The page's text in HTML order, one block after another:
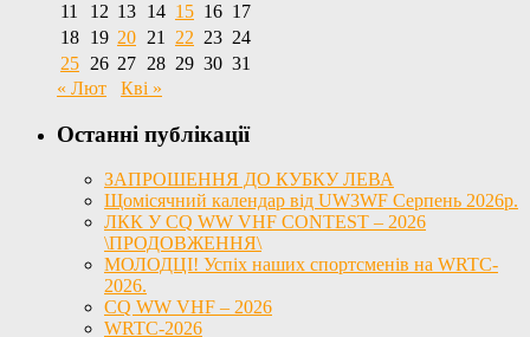
11
12 13 14 15 16 17
18 19 20 21 22 23 24
25 26 27 28 29 30 31
« Лют
Кві »
Останні публікації
ЗАПРОШЕННЯ ДО КУБКУ ЛЕВА
Щомісячний календар від UW3WF Серпень 2026р.
ЛКК У CQ WW VHF CONTEST – 2026
\ПРОДОВЖЕННЯ\
МОЛОДЦІ! Успіх наших спортсменів на WRTC-
2026.
CQ WW VHF – 2026
WRTC-2026